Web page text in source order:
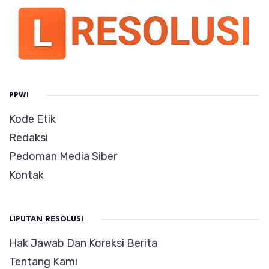
PPWI
Kode Etik
Redaksi
Pedoman Media Siber
Kontak
LIPUTAN RESOLUSI
Hak Jawab Dan Koreksi Berita
Tentang Kami